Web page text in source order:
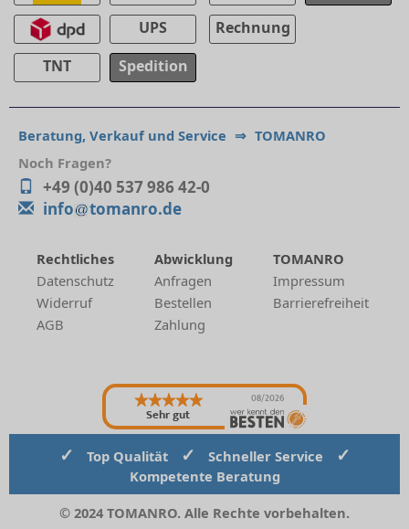
UPS
TNT
Spedition
Rechnung
Beratung, Verkauf und Service ⇒ TOMANRO
Noch Fragen?
+49 (0)40 537 986 42-0
info
tomanro.de
Rechtliches
Datenschutz
Widerruf
AGB
Abwicklung
Anfragen
Bestellen
Zahlung
TOMANRO
Impressum
Barrierefreiheit
Sehr gut
08/2026
✓ Top Qualität ✓ Schneller Service ✓
Kompetente Beratung
© 2024 TOMANRO. Alle Rechte vorbehalten.